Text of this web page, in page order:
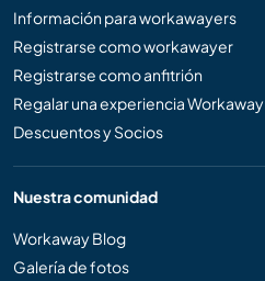
Información para workawayers
Registrarse como workawayer
Registrarse como anfitrión
Regalar una experiencia Workaway
Descuentos y Socios
Nuestra comunidad
Workaway Blog
Galería de fotos